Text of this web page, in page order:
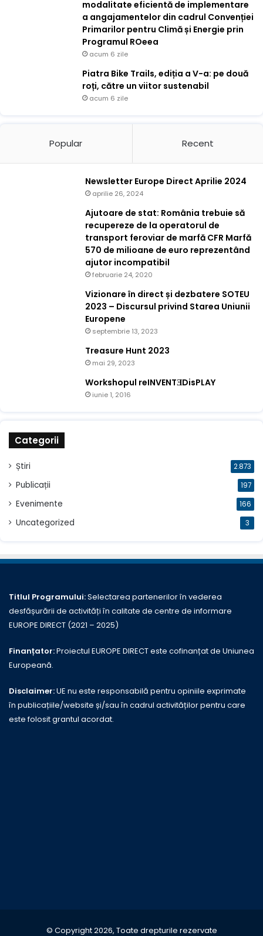
modalitate eficientă de implementare
a angajamentelor din cadrul Convenției
Primarilor pentru Climă și Energie prin
Programul ROeea
acum 6 zile
Piatra Bike Trails, ediția a V-a: pe două
roți, către un viitor sustenabil
acum 6 zile
Popular Recent
Newsletter Europe Direct Aprilie 2024
aprilie 26, 2024
Ajutoare de stat: România trebuie să
recupereze de la operatorul de
transport feroviar de marfă CFR Marfă
570 de milioane de euro reprezentând
ajutor incompatibil
februarie 24, 2020
Vizionare în direct și dezbatere SOTEU
2023 – Discursul privind Starea Uniunii
Europene
septembrie 13, 2023
Treasure Hunt 2023
mai 29, 2023
Workshopul reINVENTƎDisPLAY
iunie 1, 2016
Categorii
Știri 2.873
Publicații 197
Evenimente 166
Uncategorized 3
Titlul Programului:Selectarea partenerilor în vederea
desfășurării de activități în calitate de centre de informare
EUROPE DIRECT (2021 – 2025)
Finanțator:Proiectul EUROPE DIRECT este cofinanțat de Uniunea
Europeană.
Disclaimer:UE nu este responsabilă pentru opiniile exprimate
în publicațiile/website și/sau în cadrul activităților pentru care
este folosit grantul acordat.
© Copyright 2026, Toate drepturile rezervate